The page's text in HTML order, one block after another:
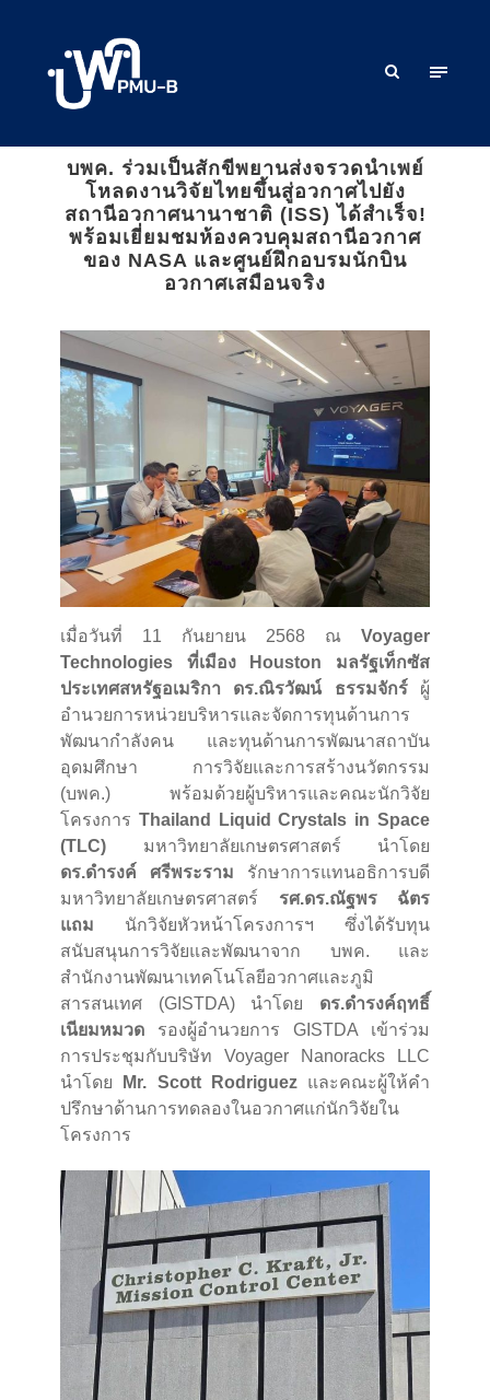
บพค. ร่วมเป็นสักขีพยานส่งจรวดนำเพย์
โหลดงานวิจัยไทยขึ้นสู่อวกาศไปยัง
สถานีอวกาศนานาชาติ (ISS) ได้สำเร็จ!
พร้อมเยี่ยมชมห้องควบคุมสถานีอวกาศ
ของ NASA และศูนย์ฝึกอบรมนักบิน
อวกาศเสมือนจริง
เมื่อวันที่ 11 กันยายน 2568 ณ Voyager
Technologies ที่เมือง Houston มลรัฐเท็กซัส
ประเทศสหรัฐอเมริกา ดร.ณิรวัฒน์ ธรรมจักร์ผู้
อำนวยการหน่วยบริหารและจัดการทุนด้านการ
พัฒนากำลังคน และทุนด้านการพัฒนาสถาบัน
อุดมศึกษา การวิจัยและการสร้างนวัตกรรม
(บพค.) พร้อมด้วยผู้บริหารและคณะนักวิจัย
โครงการ Thailand Liquid Crystals in Space
(TLC) มหาวิทยาลัยเกษตรศาสตร์ นำโดย
ดร.ดำรงค์ ศรีพระราม รักษาการแทนอธิการบดี
มหาวิทยาลัยเกษตรศาสตร์ รศ.ดร.ณัฐพร ฉัตร
แถม นักวิจัยหัวหน้าโครงการฯ ซึ่งได้รับทุน
สนับสนุนการวิจัยและพัฒนาจาก บพค. และ
สำนักงานพัฒนาเทคโนโลยีอวกาศและภูมิ
สารสนเทศ (GISTDA) นำโดย ดร.ดำรงค์ฤทธิ์
เนียมหมวด รองผู้อำนวยการ GISTDA เข้าร่วม
การประชุมกับบริษัท Voyager Nanoracks LLC
นำโดย
Mr. Scott Rodriguezและคณะผู้ให้คำ
ปรึกษาด้านการทดลองในอวกาศแก่นักวิจัยใน
โครงการ